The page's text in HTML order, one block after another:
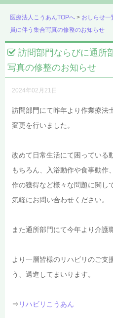
医師の紹介
医療法人こうあんTOPへ > おしらせ一
員に伴う集合写真の修整のお知らせ
訪問部門ならびに通所
写真の修整のお知らせ
2024年02月21日
訪問部門にて昨年より作業療法
変更を行いました。
改めて日常生活にて困っている
もちろん、入浴動作や食事動作
作の獲得など様々な問題に関し
気軽にお問い合わせください。
また通所部門にて今年より介護
より一層皆様のリハビリのご支
う、邁進してまいります。
⇒ リハビリこうあん